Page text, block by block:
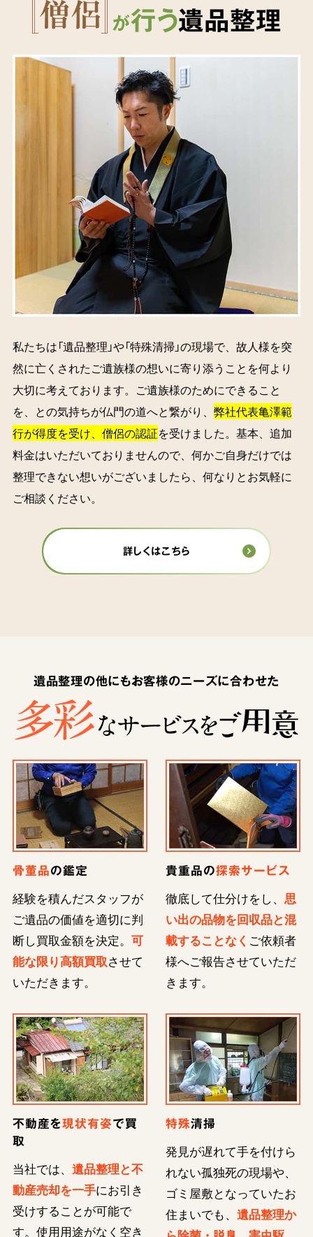
が行う遺品整理
私たちは「遺品整理」や「特殊清掃」の現場で、故人様を突
然に亡くされたご遺族様の想いに寄り添うことを何より
大切に考えております。ご遺族様のためにできること
を、との気持ちが仏門の道へと繋がり、 弊社代表亀澤範
行が得度を受け、僧侶の認証を受けました。基本、追加
料金はいただいておりませんので、何かご自身だけでは
整理できない想いがございましたら、何なりとお気軽に
ご相談ください。
詳しくはこちら
遺品整理の他にもお客様のニーズに合わせた
骨董品の鑑定
経験を積んだスタッフが
ご遺品の価値を適切に判
断し買取金額を決定。 可
能な限り高額買取させて
いただきます。
貴重品の探索サービス
徹底して仕分けをし、 思
い出の品物を回収品と混
載することなく ご依頼者
様へご報告させていただ
きます。
不動産を現状有姿で買
取
当社では、 遺品整理と不
動産売却を一手にお引き
受けすることが可能で
す。使用用途がなく空き
特殊清掃
発見が遅れて手を付けら
れない孤独死の現場や、
ゴミ屋敷となっていたお
住まいでも、 遺品整理か